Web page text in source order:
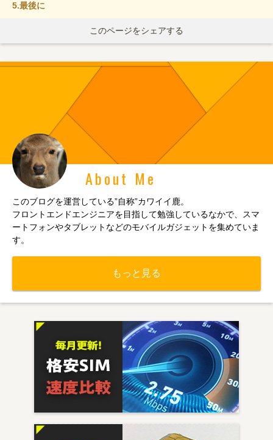
About Me
このブログを運営している”自称”カワイイ鹿。
フロントエンドエンジニアを目指して勉強しているなかで、スマ
ートフォンやタブレットなどのモバイルガジェットを集めていま
す。
もっと見る
5.最後に
このページをシェアする